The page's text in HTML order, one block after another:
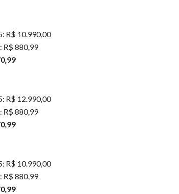
R$ 10.990,00
R$ 880,99
R$ 12.990,00
R$ 880,99
R$ 10.990,00
R$ 880,99